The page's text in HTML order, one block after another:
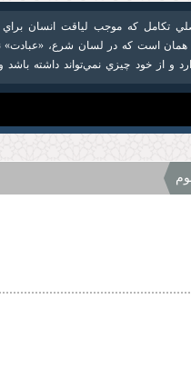
تکامل که موجب لياقت انسان
است که در لسان شرع، «عبادت»
و از خود چيزي نمي‌تواند داشته